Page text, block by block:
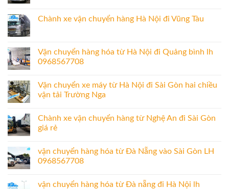
Chành xe vận chuyển hàng Hà Nội đi Vũng Tàu
Vận chuyển hàng hóa từ Hà Nội đi Quảng bình lh
0968567708
Vận chuyển xe máy từ Hà Nội đi Sài Gòn hai chiều
vận tải Trường Nga
Chành xe vận chuyển hàng từ Nghệ An đi Sài Gòn
giá rẻ
vận chuyển hàng hóa từ Đà Nẵng vào Sài Gòn LH
0968567708
vận chuyển hàng hóa từ Đà nẵng đi Hà Nội lh